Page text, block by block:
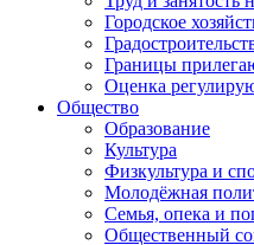
Городское
Границы
Оценка
Общество
Образование
Культура
Физкультура и
Молодёжная
Семья, опека и
Общественный